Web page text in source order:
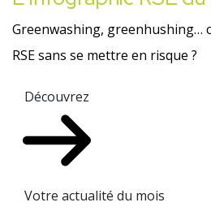
Greenwashing, greenhushing…
RSE sans se mettre en risque ?
Découvrez
Votre actualité du mois